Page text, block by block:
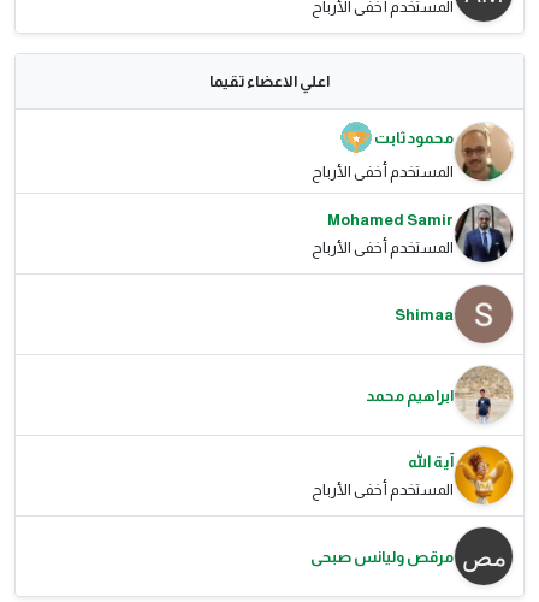
المستخدم أخفى الأرباح
اعلي الاعضاء تقيما
محمود ثابت
المستخدم أخفى الأرباح
Mohamed Samir
المستخدم أخفى الأرباح
Shimaa
ابراهيم محمد
آية الله
المستخدم أخفى الأرباح
مرقص وليانس صبحى